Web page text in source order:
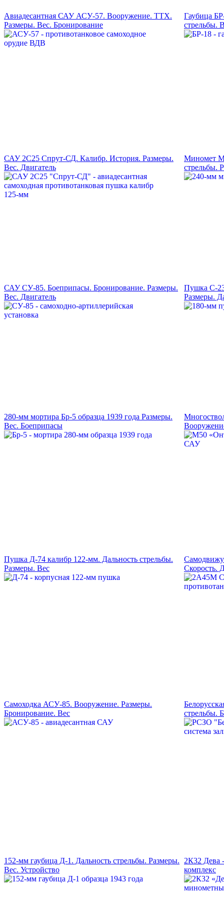
Авиадесантная САУ АСУ-57. Вооружение. ТТХ.
Размеры. Вес. Бронирование
Гаубица
стрельбы.
САУ 2С25 Спрут-СД. Калибр. История. Размеры.
Вес. Двигатель
Миномет
стрельбы.
САУ СУ-85. Боеприпасы. Бронирование. Размеры.
Вес. Двигатель
Пушка С-
Размеры.
280-мм мортира Бр-5 образца 1939 года Размеры.
Вес. Боеприпасы
Пушка Д-74 калибр 122-мм. Дальность стрельбы.
Размеры. Вес
Скорость.
Самоходка АСУ-85. Вооружение. Размеры.
Бронирование. Вес
стрельбы.
152-мм гаубица Д-1. Дальность стрельбы. Размеры.
Вес. Устройство
2К32 Дева
комплекс